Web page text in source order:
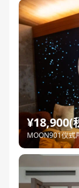
¥18,900(
MOON901仪式